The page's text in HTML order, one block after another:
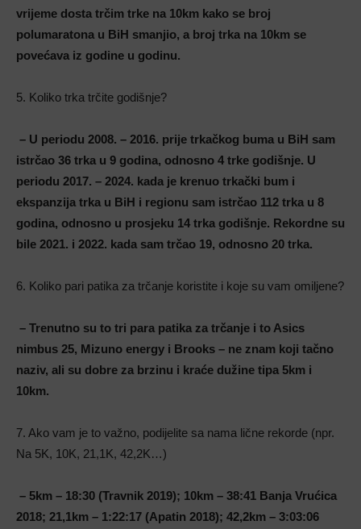
vrijeme dosta trčim trke na 10km kako se broj
polumaratona u BiH smanjio, a broj trka na 10km se
povećava iz godine u godinu.
5. Koliko trka trčite godišnje?
– U periodu 2008. – 2016. prije trkačkog buma u BiH sam
istrčao 36 trka u 9 godina, odnosno 4 trke godišnje. U
periodu 2017. – 2024. kada je krenuo trkački bum i
ekspanzija trka u BiH i regionu sam istrčao 112 trka u 8
godina, odnosno u prosjeku 14 trka godišnje. Rekordne su
bile 2021. i 2022. kada sam trčao 19, odnosno 20 trka.
6. Koliko pari patika za trčanje koristite i koje su vam omiljene?
– Trenutno su to tri para patika za trčanje i to Asics
nimbus 25, Mizuno energy i Brooks – ne znam koji tačno
naziv, ali su dobre za brzinu i kraće dužine tipa 5km i
10km.
7. Ako vam je to važno, podijelite sa nama lične rekorde (npr.
Na 5K, 10K, 21,1K, 42,2K…)
– 5km – 18:30 (Travnik 2019); 10km – 38:41 Banja Vrućica
2018; 21,1km – 1:22:17 (Apatin 2018); 42,2km – 3:03:06